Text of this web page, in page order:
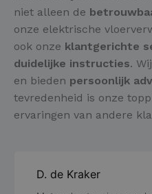
niet alleen de
onze elektrische
ook onze klantgerichte
duidelijke instructies.
en bieden persoonlijk
tevredenheid is onze
ervaringen van andere